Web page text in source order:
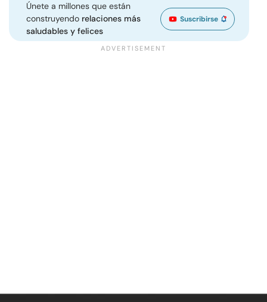
Únete a millones que están
construyendo relaciones más
saludables y felices
Suscribirse